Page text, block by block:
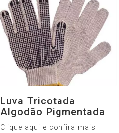
Luva Tricotada
Algodão Pigmentada
Clique aqui e confira mais